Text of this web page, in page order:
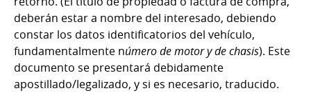
deberán estar a nombre del interesado, debiendo
constar los datos identificatorios del vehículo,
fundamentalmente número de motor y de chasis). Este
documento se presentará debidamente
apostillado/legalizado, y si es necesario, traducido.